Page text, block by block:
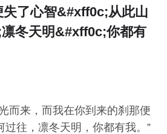
失了心智&#xff0c;从此山
冬天明&#xff0c;你都有
而来，而我在你到来的刹那便
过往，凛冬天明，你都有我。”